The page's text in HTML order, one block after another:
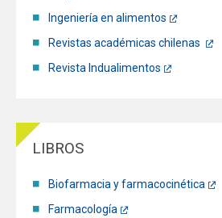
Ingeniería en alimentos
Revistas académicas chilenas
Revista Indualimentos
LIBROS
Biofarmacia y farmacocinética
Farmacología